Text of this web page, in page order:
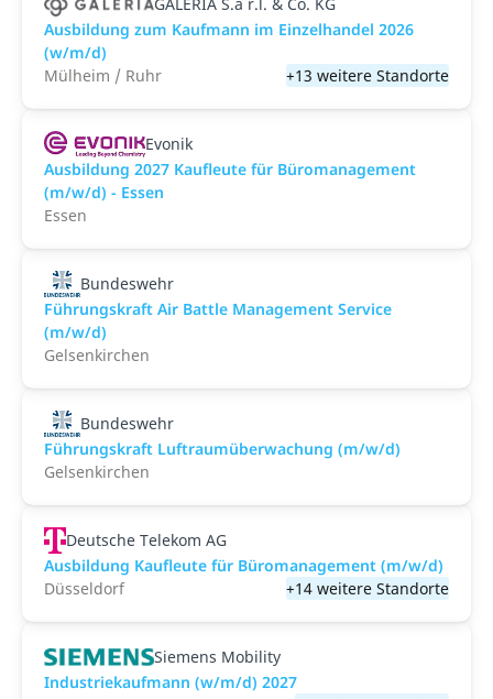
Ausbildung zum Kaufmann im Einzelhandel 2026
(w/m/d)
Mülheim / Ruhr
+13 weitere Standorte
Evonik
Ausbildung 2027 Kaufleute für Büromanagement
(m/w/d) - Essen
Essen
Bundeswehr
Führungskraft Air Battle Management Service
(m/w/d)
Gelsenkirchen
Bundeswehr
Führungskraft Luftraumüberwachung (m/w/d)
Gelsenkirchen
Deutsche Telekom AG
Ausbildung Kaufleute für Büromanagement (m/w/d)
Düsseldorf
+14 weitere Standorte
Siemens Mobility
Industriekaufmann (w/m/d) 2027